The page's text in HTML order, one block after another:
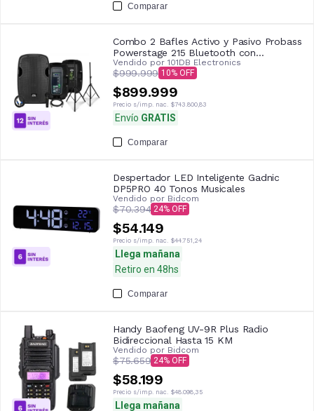
Comparar
Combo 2 Bafles Activo y Pasivo Probass
Powerstage 215 Bluetooth con
Microfono, Cable y 2 Soportes Trípode
Vendido por 101DB Electronics
$999.999 10
$899.999
Precio s/imp. nac. $743.800,83
Envío GRATIS
Comparar
Despertador LED Inteligente Gadnic
DP5PRO 40 Tonos Musicales
Vendido por Bidcom
$70.394 24
$54.149
Precio s/imp. nac. $44.751,24
Llega mañana
Retiro en 48hs
Comparar
Handy Baofeng UV-9R Plus Radio
Bidireccional Hasta 15 KM
Vendido por Bidcom
$75.659 24
$58.199
Precio s/imp. nac. $48.098,35
Llega mañana